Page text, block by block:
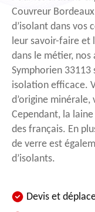
Couvreur
d’isolant dans vos
leur savoir-faire et
dans le métier, nos
Symphorien
isolation efficace.
d’origine
Cependant, la
des français. En
de verre est
d’isolants.
Devis et